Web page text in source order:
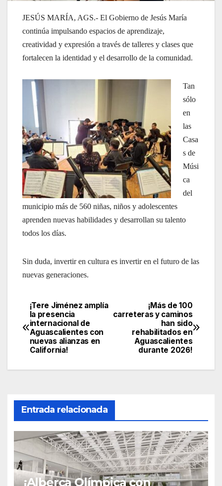
JESÚS MARÍA, AGS.- El Gobierno de Jesús María
continúa impulsando espacios de aprendizaje,
creatividad y expresión a través de talleres y clases que
fortalecen la identidad y el desarrollo de la comunidad.
Tan
sólo
en
las
Casa
s de
Músi
ca
del
municipio más de 560 niñas, niños y adolescentes
aprenden nuevas habilidades y desarrollan su talento
todos los días.
Sin duda, invertir en cultura es invertir en el futuro de las
nuevas generaciones.
Navegación
de
entradas
¡Más de 100
carreteras y caminos
han sido
rehabilitados en
Aguascalientes
durante 2026!
¡Tere Jiménez amplía
la presencia
internacional de
Aguascalientes con
nuevas alianzas en
California!
Entrada relacionada
¡Alberca Olímpica con